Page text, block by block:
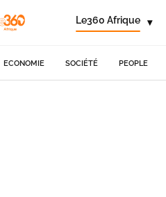
Le360 Afrique ▾
ECONOMIE SOCIÉTÉ PEOPLE